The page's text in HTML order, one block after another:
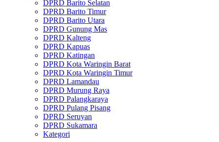
DPRD Barito Selatan
DPRD Barito Timur
DPRD Barito Utara
DPRD Gunung Mas
DPRD Kalteng
DPRD Kapuas
DPRD Katingan
DPRD Kota Waringin Barat
DPRD Kota Waringin Timur
DPRD Lamandau
DPRD Murung Raya
DPRD Palangkaraya
DPRD Pulang Pisang
DPRD Seruyan
DPRD Sukamara
Kategori